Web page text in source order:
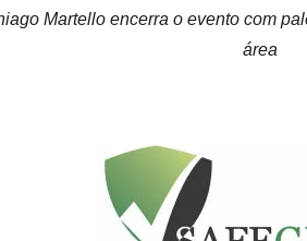
Martello encerra o evento com
área